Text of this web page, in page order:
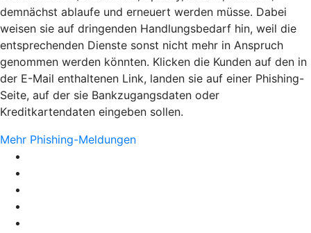
demnächst ablaufe und erneuert werden müsse. Dabei
weisen sie auf dringenden Handlungsbedarf hin, weil die
entsprechenden Dienste sonst nicht mehr in Anspruch
genommen werden könnten. Klicken die Kunden auf den in
der E-Mail enthaltenen Link, landen sie auf einer Phishing-
Seite, auf der sie Bankzugangsdaten oder
Kreditkartendaten eingeben sollen.
Mehr Phishing-Meldungen